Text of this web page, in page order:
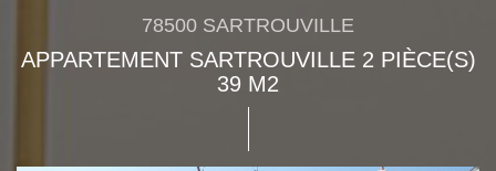
78500 SARTROUVILLE
APPARTEMENT SARTROUVILLE 2 PIÈCE(S)
39 M2